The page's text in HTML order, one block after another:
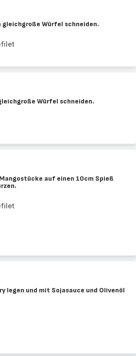
gleichgroße Würfel schneiden.
Würfel schneiden.
auf einen 10cm Spieß
legen und mit Sojasauce und Olivenöl